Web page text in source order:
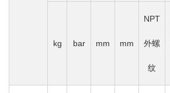
kg bar mm mm
NPT
外螺
纹